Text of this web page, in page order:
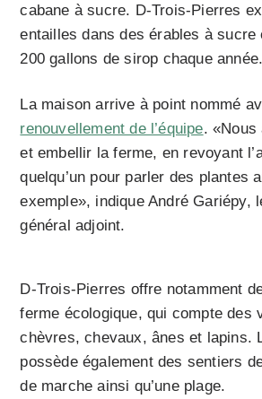
cabane à sucre. D-Trois-Pierres
entailles dans des érables à sucre
200 gallons de sirop chaque année.
La maison arrive à point nommé
renouvellement de l’équipe.
et embellir la ferme, en revoyant
quelqu’un pour parler des plantes
exemple», indique André Gariépy,
général adjoint.
D-Trois-Pierres offre notamment
ferme écologique, qui compte des
chèvres, chevaux, ânes et lapins.
possède également des sentiers
de marche ainsi qu’une plage.